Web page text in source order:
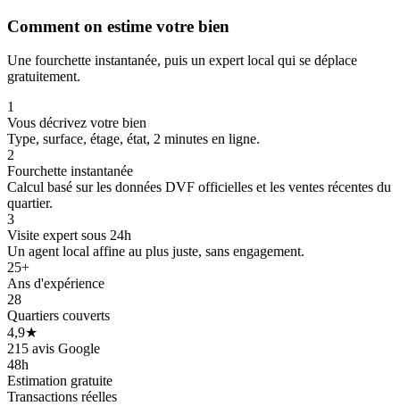
Comment on estime votre bien
Une fourchette instantanée, puis un expert local qui se déplace
gratuitement.
1
Vous décrivez votre bien
Type, surface, étage, état, 2 minutes en ligne.
2
Fourchette instantanée
Calcul basé sur les données DVF officielles et les ventes récentes du
quartier.
3
Visite expert sous 24h
Un agent local affine au plus juste, sans engagement.
25+
Ans d'expérience
28
Quartiers couverts
4,9★
215 avis Google
48h
Estimation gratuite
Transactions réelles
k€